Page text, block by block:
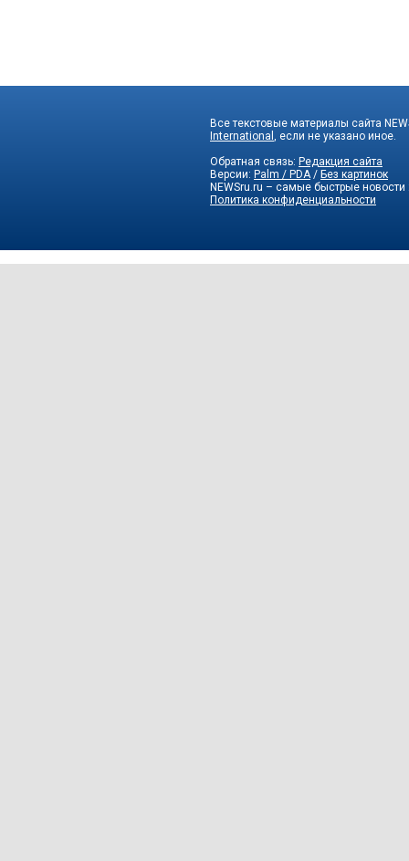
Все текстовые материалы сайта
International
, если не указано иное.
Обратная связь: Редакция сайта
Версии: Palm / PDA / Без картинок
NEWSru.ru – самые быстрые новости
Политика конфиденциальности